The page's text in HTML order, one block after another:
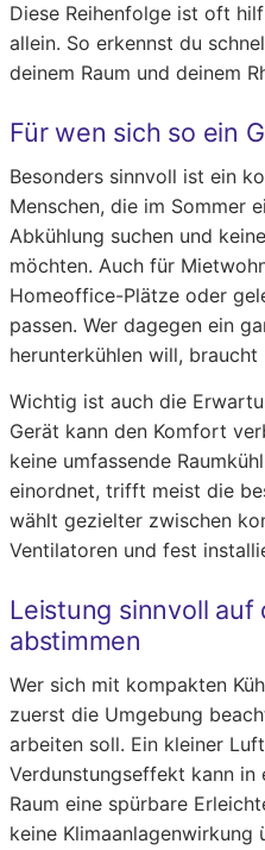
Diese Reihenfolge ist oft
allein. So erkennst du
deinem Raum und deinem
Für wen sich so ein
Besonders sinnvoll ist ein
Menschen, die im Sommer
Abkühlung suchen und
möchten. Auch für
Homeoffice-Plätze oder
passen. Wer dagegen ein
herunterkühlen will,
Wichtig ist auch die
Gerät kann den Komfort
keine umfassende
einordnet, trifft meist die
wählt gezielter zwischen
Ventilatoren und fest
Leistung sinnvoll auf
abstimmen
Wer sich mit kompakten
zuerst die Umgebung
arbeiten soll. Ein kleiner
Verdunstungseffekt kann in
Raum eine spürbare
keine Klimaanlagenwirkung